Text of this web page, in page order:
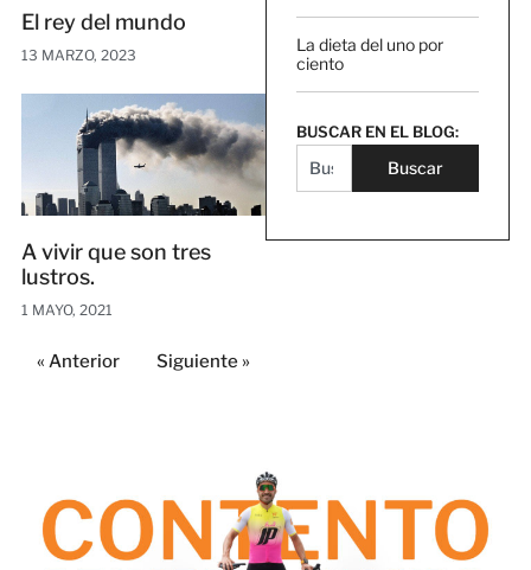
El rey del mundo
13 MARZO, 2023
A vivir que son tres
lustros.
1 MAYO, 2021
« Anterior Siguiente »
La dieta del uno por
ciento
BUSCAR EN EL BLOG:
Buscar